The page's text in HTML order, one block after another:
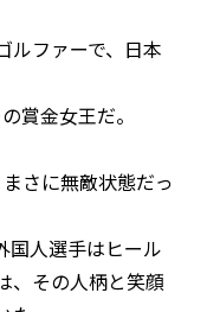
ルファーで、日本
賞金女王だ。
さに無敵状態だっ
国人選手はヒール
、その人柄と笑顔